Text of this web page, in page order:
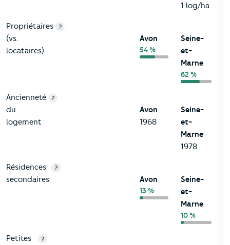
1 log/ha
Propriétaires
(vs.
locataires)
?
Avon
54 %
Seine-
et-
Marne
62 %
Ancienneté
du
logement
?
Avon
1968
Seine-
et-
Marne
1978
Résidences
secondaires
?
Avon
13 %
Seine-
et-
Marne
10 %
Petites
?